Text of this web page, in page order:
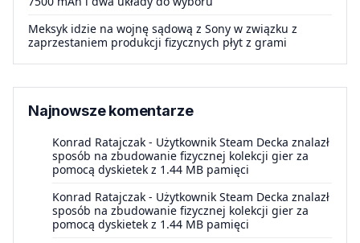
Meksyk idzie na wojnę sądową z Sony w związku z
zaprzestaniem produkcji fizycznych płyt z grami
Najnowsze komentarze
Konrad Ratajczak - Użytkownik Steam Decka znalazł
sposób na zbudowanie fizycznej kolekcji gier za
pomocą dyskietek z 1.44 MB pamięci
Konrad Ratajczak - Użytkownik Steam Decka znalazł
sposób na zbudowanie fizycznej kolekcji gier za
pomocą dyskietek z 1.44 MB pamięci